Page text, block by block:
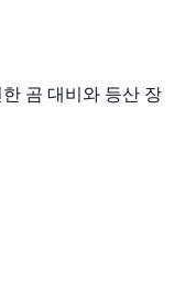
곰 대비와 등산 장